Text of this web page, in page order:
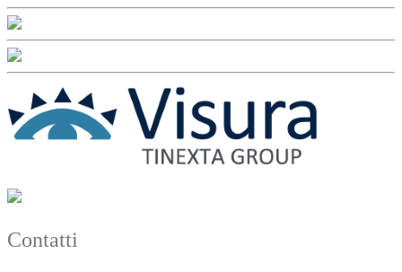
Contatti